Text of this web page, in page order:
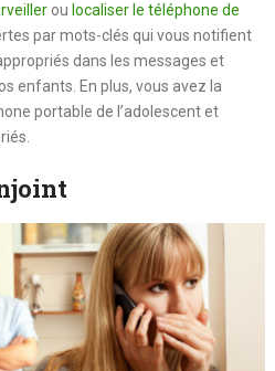
ou localiser le téléphone de
par mots-clés qui vous notifient
dans les messages et
enfants. En plus, vous avez la
portable de l’adolescent et